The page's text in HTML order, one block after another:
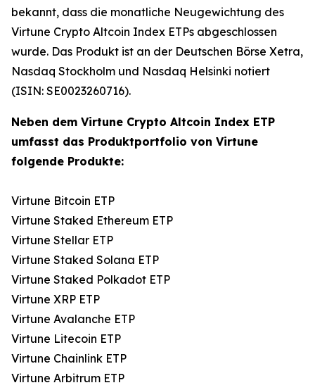
bekannt, dass die monatliche Neugewichtung des
Virtune Crypto Altcoin Index ETPs abgeschlossen
wurde. Das Produkt ist an der Deutschen Börse Xetra,
Nasdaq Stockholm und Nasdaq Helsinki notiert
(ISIN: SE0023260716).
Neben dem Virtune Crypto Altcoin Index ETP
umfasst das Produktportfolio von Virtune
folgende Produkte:
Virtune Bitcoin ETP
Virtune Staked Ethereum ETP
Virtune Stellar ETP
Virtune Staked Solana ETP
Virtune Staked Polkadot ETP
Virtune XRP ETP
Virtune Avalanche ETP
Virtune Litecoin ETP
Virtune Chainlink ETP
Virtune Arbitrum ETP